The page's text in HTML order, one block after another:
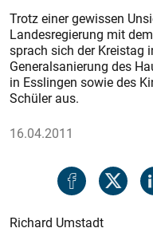
Trotz einer gewissen
Landesregierung mit
sprach sich der Kreistag
Generalsanierung des
in Esslingen sowie des
Schüler aus.
16.04.2011
Richard Umstadt